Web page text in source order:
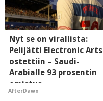
Nyt se on virallista:
Pelijätti Electronic Arts
ostettiin – Saudi-
Arabialle 93 prosentin
omistus
AfterDawn